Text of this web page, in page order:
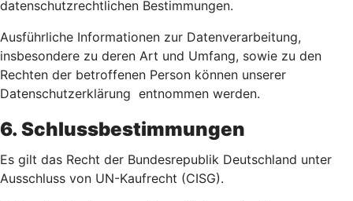
datenschutzrechtlichen Bestimmungen.
Ausführliche Informationen zur Datenverarbeitung,
insbesondere zu deren Art und Umfang, sowie zu den
Rechten der betroffenen Person können unserer
Datenschutzerklärung entnommen werden.
6. Schlussbestimmungen
Es gilt das Recht der Bundesrepublik Deutschland unter
Ausschluss von UN-Kaufrecht (CISG).